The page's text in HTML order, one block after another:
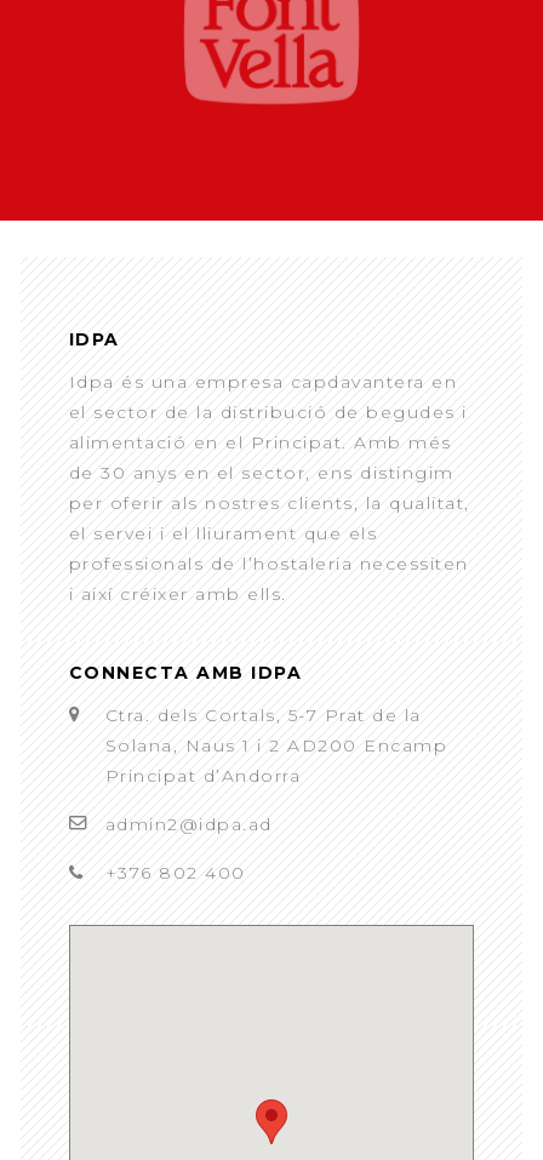
IDPA
Idpa és una empresa capdavantera en
el sector de la distribució de begudes i
alimentació en el Principat. Amb més
de 30 anys en el sector, ens distingim
per oferir als nostres clients, la qualitat,
el servei i el lliurament que els
professionals de l’hostaleria necessiten
i així créixer amb ells.
CONNECTA AMB IDPA
Ctra. dels Cortals, 5-7 Prat de la
Solana, Naus 1 i 2 AD200 Encamp
Principat d’Andorra
admin2@idpa.ad
+376 802 400